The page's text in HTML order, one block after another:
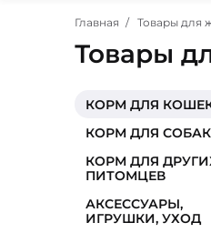
Главная Товары для
Товары
КОРМ ДЛЯ
КОРМ ДЛЯ СОБАК
КОРМ ДЛЯ
ПИТОМЦЕВ
АКСЕССУАРЫ,
ИГРУШКИ, УХОД